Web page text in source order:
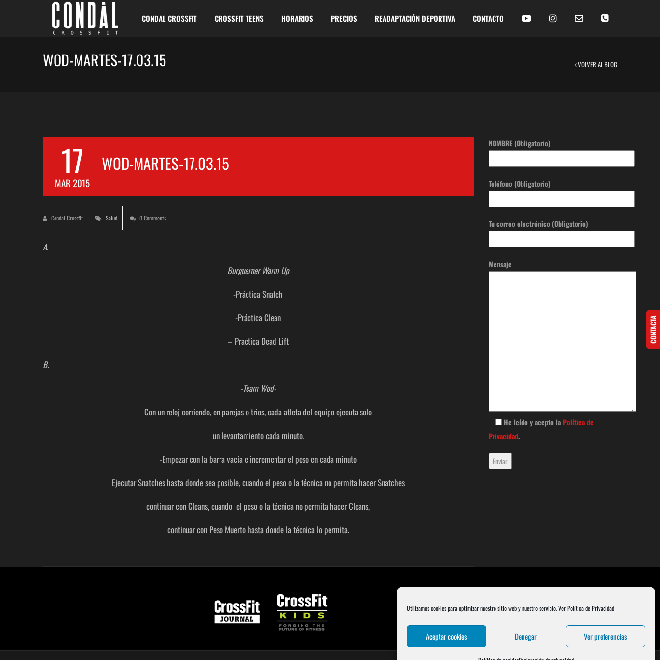
Utilizamos cookies para optimizar nuestro sitio web y nuestro servicio.Ver Política de Privacidad
Aceptar cookies Denegar Ver preferencias
CONDAL CROSSFIT CROSSFIT TEENS HORARIOS PRECIOS READAPTACIÓN DEPORTIVA CONTACTO
WOD-MARTES-17.03.15 VOLVER AL BLOG
17
MAR 2015
WOD-MARTES-17.03.15
Condal Crossfit Salud 0 Comments
A.
Burguerner Warm Up
-Práctica Snatch
-Práctica Clean
– Practica Dead Lift
B.
-Team Wod-
Con un reloj corriendo, en parejas o trios, cada atleta del equipo ejecuta solo
un levantamiento cada minuto.
-Empezar con la barra vacía e incrementar el peso en cada minuto
Ejecutar Snatches hasta donde sea posible, cuando el peso o la técnica no permita hacer Snatches
continuar con Cleans, cuando el peso o la técnica no permita hacer Cleans,
continuar con Peso Muerto hasta donde la técnica lo permita.
NOMBRE (Obligatorio)
Teléfono (Obligatorio)
Tu correo electrónico (Obligatorio)
Mensaje
He leído y acepto laPolítica de
Privacidad.
CONTACTA